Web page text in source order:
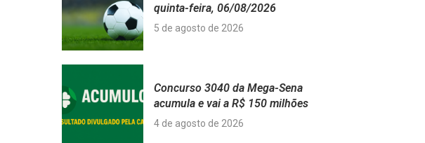
quinta-feira, 06/08/2026
5 de agosto de 2026
Concurso 3040 da Mega-Sena
acumula e vai a R$ 150 milhões
4 de agosto de 2026